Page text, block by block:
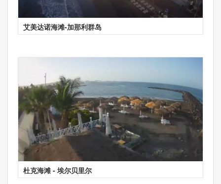
艾美达诺海滩-加那利群岛
杜克海滩 - 埃尔贝里尔